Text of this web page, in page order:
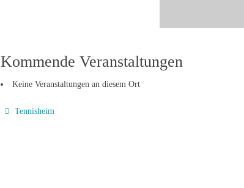
Kommende Veranstaltungen
Keine Veranstaltungen an diesem Ort
Tennisheim